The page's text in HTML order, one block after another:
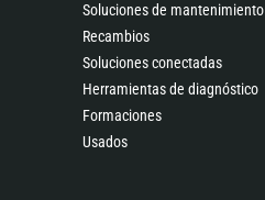
Soluciones de mantenimiento
Recambios
Soluciones conectadas
Herramientas de diagnóstico
Formaciones
Usados